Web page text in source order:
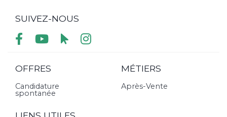
SUIVEZ-NOUS
OFFRES
Candidature
spontanée
MÉTIERS
Après-Vente